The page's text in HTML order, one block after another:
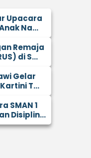
Upacara
Na...
Remaja
di S...
Gelar
T...
SMAN 1
Disiplin...